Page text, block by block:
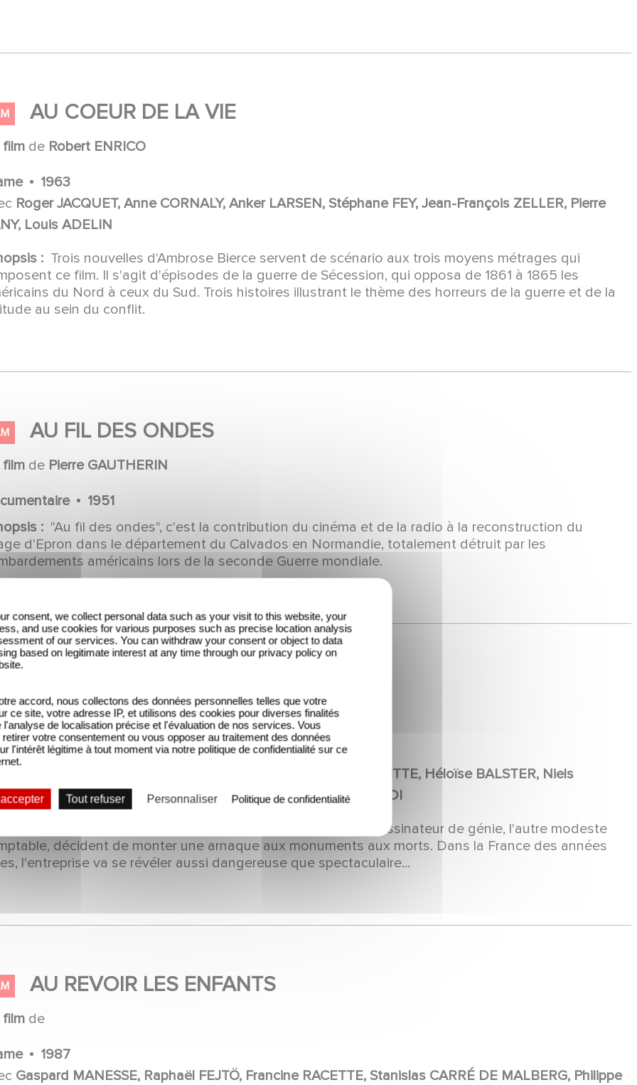
AU COEUR DE LA VIE
film de Robert ENRICO
1963
Roger JACQUET, Anne CORNALY, Anker LARSEN, Stéphane FEY, Jean-François ZELLER, Pierre
Louis ADELIN
: Trois nouvelles d'Ambrose Bierce servent de scénario aux trois moyens métrages qui
ce film. Il s'agit d'épisodes de la guerre de Sécession, qui opposa de 1861 à 1865 les
du Nord à ceux du Sud. Trois histoires illustrant le thème des horreurs de la guerre et de la
au sein du conflit.
AU FIL DES ONDES
film de Pierre GAUTHERIN
1951
: "Au fil des ondes", c'est la contribution du cinéma et de la radio à la reconstruction du
d'Epron dans le département du Calvados en Normandie, totalement détruit par les
américains lors de la seconde Guerre mondiale.
filmdeAlbert DUPONTEL
dramatique
2017
Nahuel PEREZ BISCAYART, Albert DUPONTEL, Laurent LAFITTE, Héloïse BALSTER, Niels
Emilie DEQUENNE, Mélanie THIERRY, Kyan KHOJANDI
Novembre 1919. Deux rescapés des tranchées, l'un dessinateur de génie, l'autre modeste
décident de monter une arnaque aux monuments aux morts. Dans la France des années
l'entreprise va se révéler aussi dangereuse que spectaculaire...
AU REVOIR LES ENFANTS
film de
1987
Gaspard MANESSE, Raphaël FEJTÖ, Francine RACETTE, Stanislas CARRÉ DE MALBERG, Philippe
consent, we collect personal data such as your visit to this website, your
and use cookies for various purposes such as precise location analysis
of our services. You can withdraw your consent or object to data
based on legitimate interest at any time through our privacy policy on
accord, nous collectons des données personnelles telles que votre
ce site, votre adresse IP, et utilisons des cookies pour diverses finalités
l'analyse de localisation précise et l'évaluation de nos services. Vous
votre consentement ou vous opposer au traitement des données
l'intérêt légitime à tout moment via notre politique de confidentialité sur ce
Tout refuser Personnaliser Politique de confidentialité